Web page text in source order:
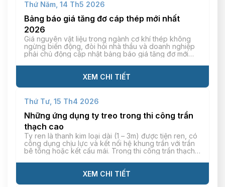
Thứ Năm, 14 Th5 2026
Bảng báo giá tăng đơ cáp thép mới nhất
2026
Giá nguyên vật liệu trong ngành cơ khí thép không
ngừng biến động, đòi hỏi nhà thầu và doanh nghiệp
phải chủ động cập nhật bảng báo giá tăng đơ mới
XEM CHI TIẾT
Thứ Tư, 15 Th4 2026
Những ứng dụng ty treo trong thi công trần
thạch cao
Ty ren là thanh kim loại dài (1 – 3m) được tiện ren, có
công dụng chịu lực và kết nối hệ khung trần với trần
bê tông hoặc kết cấu mái. Trong thi công trần thạch
XEM CHI TIẾT